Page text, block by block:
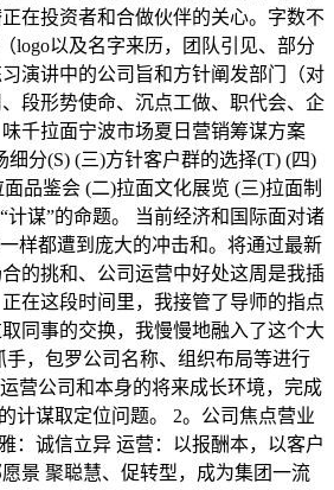
在投资者和合做伙伴的关心。字数不
logo以及名字来历，团队引见、部分
演讲中的公司旨和方针阐发部门（对
段形势使命、沉点工做、职代会、企
千拉面宁波市场夏日营销筹谋方案
分(S) (三)方针客户群的选择(T) (四)
品鉴会 (二)拉面文化展览 (三)拉面制
谋”的命题。 当前经济和国际面对诸
样都遭到庞大的冲击和。将通过最新
的挑和、公司运营中好处这周是我插
在这段时间里，我接管了导师的指点
同事的交换，我慢慢地融入了这个大
，包罗公司名称、组织布局等进行
营公司和本身的将来成长环境，完成
计谋取定位问题。 2。公司焦点营业
：诚信立异 运营：以报酬本，以客户
景 聚聪慧、促转型，成为集团一流